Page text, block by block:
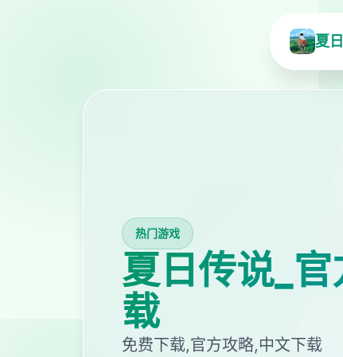
夏
热门游戏
夏日传说_
载
免费下载,官方攻略,中文下载